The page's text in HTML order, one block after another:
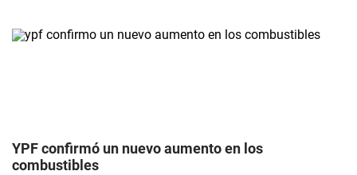
YPF confirmó un nuevo aumento en los
combustibles